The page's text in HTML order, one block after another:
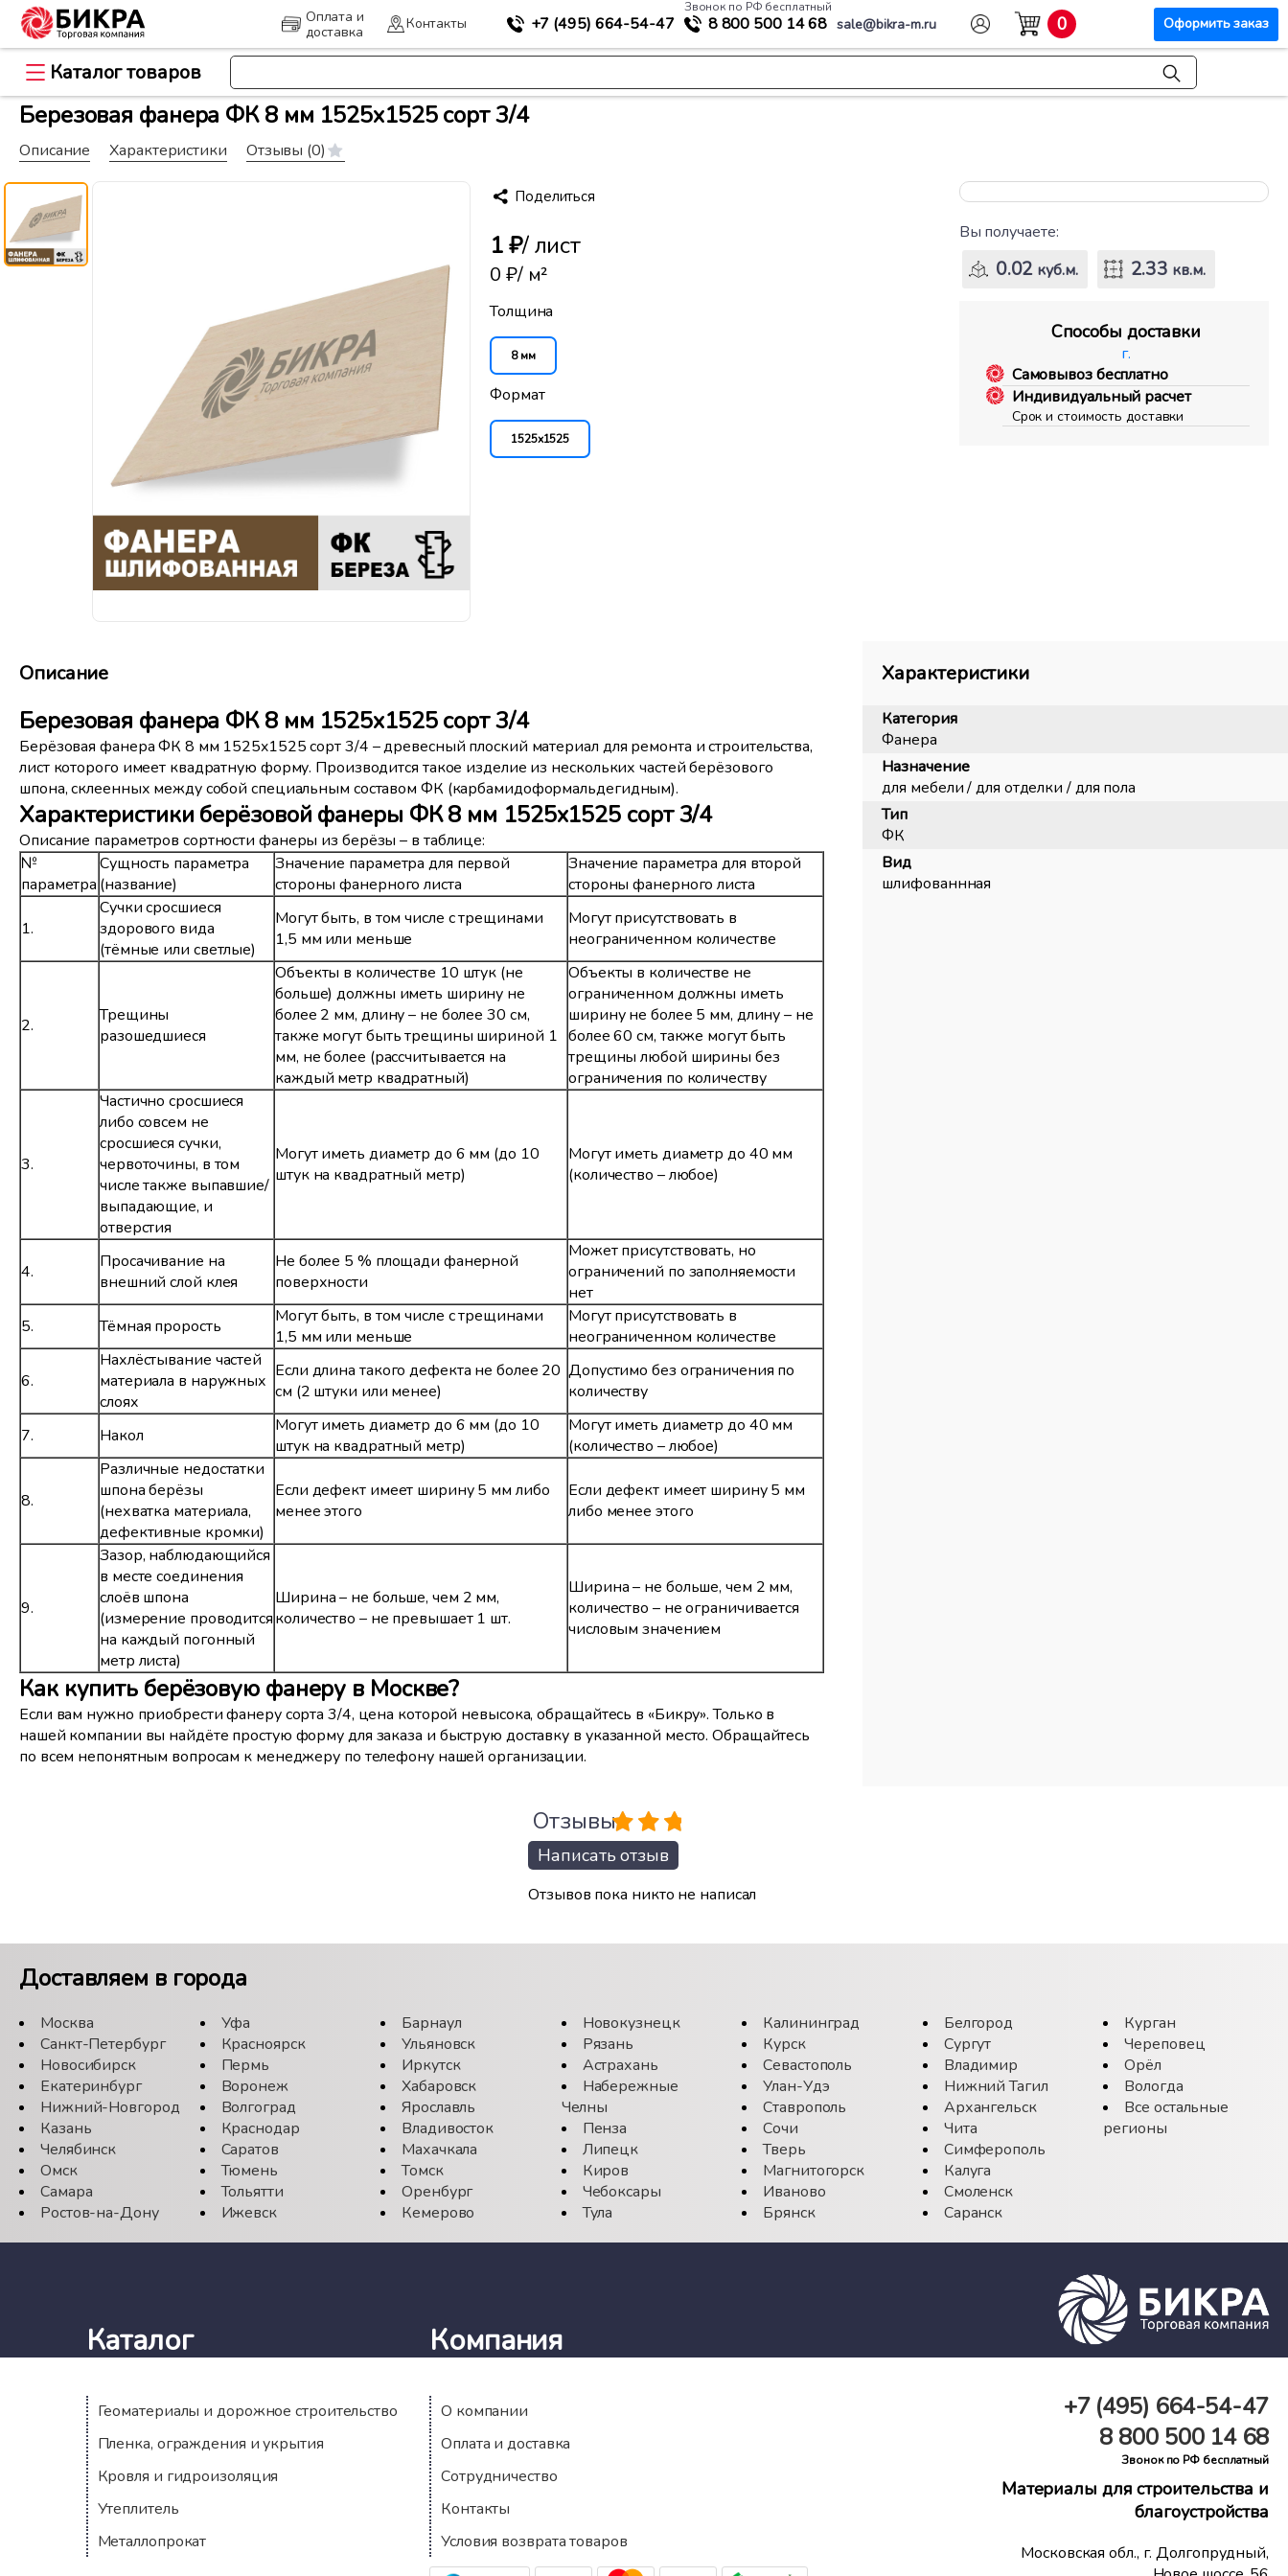
Оплата и
доставка
Контакты +7 (495) 664-54-47
Звонок по РФ бесплатный
8 800 500 14 68 sale@bikra-m.ru 0 Оформить заказ
Каталог товаров
Березовая фанера ФК 8 мм 1525x1525 сорт 3/4
Описание Характеристики Отзывы (0)
Поделиться
1 ₽/ лист
0 ₽/ м²
Толщина
8 мм
Формат
1525x1525
Вы получаете:
0.02 куб.м. 2.33 кв.м.
Способы доставки
г.
Самовывоз бесплатно
Индивидуальный расчет
Срок и стоимость доставки
Описание
Березовая фанера ФК 8 мм 1525x1525 сорт 3/4
Берёзовая фанера ФК 8 мм 1525x1525 сорт 3/4 – древесный плоский материал для ремонта и строительства,
лист которого имеет квадратную форму. Производится такое изделие из нескольких частей берёзового
шпона, склеенных между собой специальным составом ФК (карбамидоформальдегидным).
Характеристики берёзовой фанеры ФК 8 мм 1525x1525 сорт 3/4
Описание параметров сортности фанеры из берёзы – в таблице:
№
параметра
Сущность параметра
(название)
Значение параметра для первой
стороны фанерного листа
Значение параметра для второй
стороны фанерного листа
1.
Сучки сросшиеся
здорового вида
(тёмные или светлые)
Могут быть, в том числе с трещинами
1,5 мм или меньше
Могут присутствовать в
неограниченном количестве
2.
Трещины
разошедшиеся
Объекты в количестве 10 штук (не
больше) должны иметь ширину не
более 2 мм, длину – не более 30 см,
также могут быть трещины шириной 1
мм, не более (рассчитывается на
каждый метр квадратный)
Объекты в количестве не
ограниченном должны иметь
ширину не более 5 мм, длину – не
более 60 см, также могут быть
трещины любой ширины без
ограничения по количеству
3.
Частично сросшиеся
либо совсем не
сросшиеся сучки,
червоточины, в том
числе также выпавшие/
выпадающие, и
отверстия
Могут иметь диаметр до 6 мм (до 10
штук на квадратный метр)
Могут иметь диаметр до 40 мм
(количество – любое)
4.
Просачивание на
внешний слой клея
Не более 5 % площади фанерной
поверхности
Может присутствовать, но
ограничений по заполняемости
нет
5.
Тёмная прорость
Могут быть, в том числе с трещинами
1,5 мм или меньше
Могут присутствовать в
неограниченном количестве
6.
Нахлёстывание частей
материала в наружных
слоях
Если длина такого дефекта не более 20
см (2 штуки или менее)
Допустимо без ограничения по
количеству
7. Накол
Могут иметь диаметр до 6 мм (до 10
штук на квадратный метр)
Могут иметь диаметр до 40 мм
(количество – любое)
8.
Различные недостатки
шпона берёзы
(нехватка материала,
дефективные кромки)
Если дефект имеет ширину 5 мм либо
менее этого
Если дефект имеет ширину 5 мм
либо менее этого
9.
Зазор, наблюдающийся
в месте соединения
слоёв шпона
(измерение проводится
на каждый погонный
метр листа)
Ширина – не больше, чем 2 мм,
количество – не превышает 1 шт.
Ширина – не больше, чем 2 мм,
количество – не ограничивается
числовым значением
Как купить берёзовую фанеру в Москве?
Если вам нужно приобрести фанеру сорта 3/4, цена которой невысока, обращайтесь в «Бикру». Только в
нашей компании вы найдёте простую форму для заказа и быструю доставку в указанной место. Обращайтесь
по всем непонятным вопросам к менеджеру по телефону нашей организации.
Характеристики
Категория
Фанера
Назначение
для мебели / для отделки / для пола
Тип
ФК
Вид
шлифованнная
Отзывы
Написать отзыв
Отзывов пока никто не написал
Доставляем в города
Москва
Санкт-Петербург
Новосибирск
Екатеринбург
Нижний-Новгород
Казань
Челябинск
Омск
Самара
Ростов-на-Дону
Уфа
Красноярск
Пермь
Воронеж
Волгоград
Краснодар
Саратов
Тюмень
Тольятти
Ижевск
Барнаул
Ульяновск
Иркутск
Хабаровск
Ярославль
Владивосток
Махачкала
Томск
Оренбург
Кемерово
Новокузнецк
Рязань
Астрахань
Набережные
Челны
Пенза
Липецк
Киров
Чебоксары
Тула
Калининград
Курск
Севастополь
Улан-Удэ
Ставрополь
Сочи
Тверь
Магнитогорск
Иваново
Брянск
Белгород
Сургут
Владимир
Нижний Тагил
Архангельск
Чита
Симферополь
Калуга
Смоленск
Саранск
Курган
Череповец
Орёл
Вологда
Все остальные
регионы
Каталог
Геоматериалы и дорожное строительство
Пленка, ограждения и укрытия
Кровля и гидроизоляция
Утеплитель
Металлопрокат
Компания
О компании
Оплата и доставка
Сотрудничество
Контакты
Условия возврата товаров
+7 (495) 664-54-47
8 800500 14 68
Звонок по РФ бесплатный
Материалы для строительства и
благоустройства
Московская обл., г. Долгопрудный,